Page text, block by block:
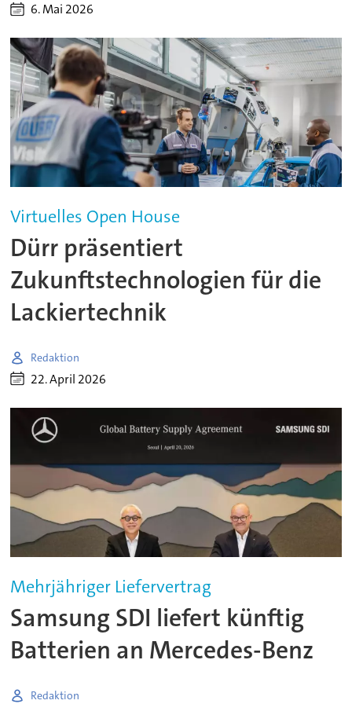
6. Mai 2026
Virtuelles Open House
Dürr präsentiert
Zukunftstechnologien für die
Lackiertechnik
Redaktion
22. April 2026
Mehrjähriger Liefervertrag
Samsung SDI liefert künftig
Batterien an Mercedes-Benz
Redaktion